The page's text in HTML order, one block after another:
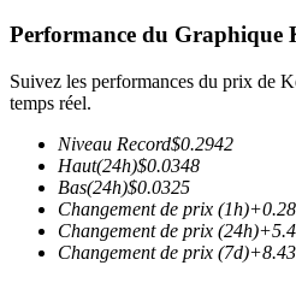
Contrats à terme sur crypto-
TradFi
Produits dérivés sur actions,
premières
Performance du Graphique
Suivez les performances du prix de
temps réel.
Niveau Record$0.2942
Haut(24h)$0.0348
Bas(24h)$0.0325
Changement de prix (1h)+0.28
Changement de prix (24h)+
Changement de prix (7d)+8.43